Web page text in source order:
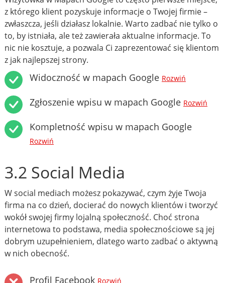
z którego klient pozyskuje informacje o Twojej firmie –
zwłaszcza, jeśli działasz lokalnie. Warto zadbać nie tylko o
to, by istniała, ale też zawierała aktualne informacje. To
nic nie kosztuje, a pozwala Ci zaprezentować się klientom
z jak najlepszej strony.
Widoczność w mapach Google Rozwiń
Zgłoszenie wpisu w mapach Google Rozwiń
Kompletność wpisu w mapach Google
Rozwiń
3.2 Social Media
W social mediach możesz pokazywać, czym żyje Twoja
firma na co dzień, docierać do nowych klientów i tworzyć
wokół swojej firmy lojalną społeczność. Choć strona
internetowa to podstawa, media społecznościowe są jej
dobrym uzupełnieniem, dlatego warto zadbać o aktywną
w nich obecność.
Profil Facebook